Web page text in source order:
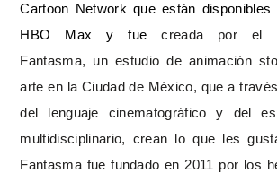
Cartoon Network que están
HBO Max y fuecreada por el
Fantasma, un estudio de animación
arte en la Ciudad de México, que a
del lenguaje cinematográfico y del
multidisciplinario, crean lo que les
Fantasma fue fundado en 2011 por los